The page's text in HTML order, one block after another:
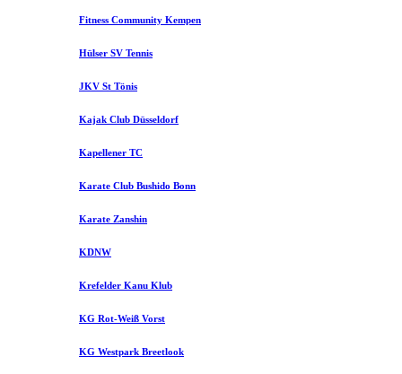
Fitness Community Kempen
Hülser SV Tennis
JKV St Tönis
Kajak Club Düsseldorf
Kapellener TC
Karate Club Bushido Bonn
Karate Zanshin
KDNW
Krefelder Kanu Klub
KG Rot-Weiß Vorst
KG Westpark Breetlook